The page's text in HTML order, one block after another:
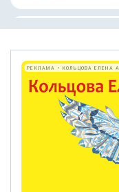
РЕКЛАМА • КОЛЬЦОВА ЕЛЕНА